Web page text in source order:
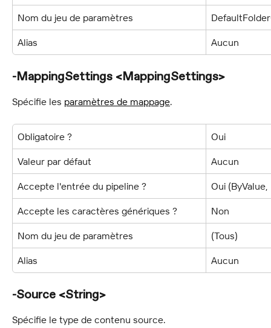
Nom du jeu de paramètres
Alias Aucun
-MappingSettings <MappingSettings>
Spécifie les paramètres de mappage.
Obligatoire ? Oui
Valeur par défaut Aucun
Accepte l'entrée du pipeline ? Oui
Accepte les caractères génériques ? Non
Nom du jeu de paramètres (Tous)
Alias Aucun
-Source <String>
Spécifie le type de contenu source.